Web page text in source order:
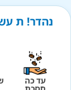
נהדר! ת
עד כה